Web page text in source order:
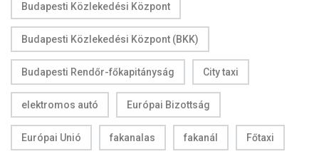
Budapesti Közlekedési Központ
Budapesti Közlekedési Központ (BKK)
Budapesti Rendőr-főkapitányság City taxi
elektromos autó Európai Bizottság
Európai Unió fakanalas fakanál Főtaxi